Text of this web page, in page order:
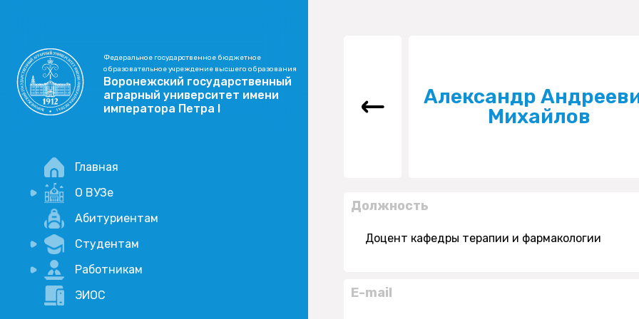
Федеральное государственное бюджетное
образовательное учреждение высшего образования
Воронежский государственный
аграрный университет имени
императора Петра I
Главная
О ВУЗе
Новости
Учебный процесс
Научная деятельность
Абитуриентам
Студентам
Портал дистанционого обучения
Академические отпуска
Работникам
Внимание, опрос!
ЭИОС
Александр
Михайлов
Должность
Доцент кафедры терапии и фармакологии
E-mail